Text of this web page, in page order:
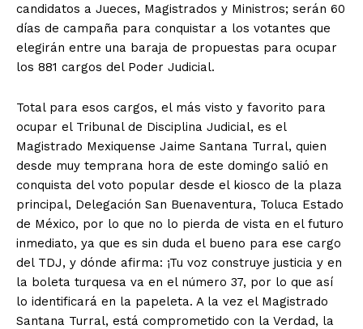
candidatos a Jueces, Magistrados y Ministros; serán 60
días de campaña para conquistar a los votantes que
elegirán entre una baraja de propuestas para ocupar
los 881 cargos del Poder Judicial.
Total para esos cargos, el más visto y favorito para
ocupar el Tribunal de Disciplina Judicial, es el
Magistrado Mexiquense Jaime Santana Turral, quien
desde muy temprana hora de este domingo salió en
conquista del voto popular desde el kiosco de la plaza
principal, Delegación San Buenaventura, Toluca Estado
de México, por lo que no lo pierda de vista en el futuro
inmediato, ya que es sin duda el bueno para ese cargo
del TDJ, y dónde afirma: ¡Tu voz construye justicia y en
la boleta turquesa va en el número 37, por lo que así
lo identificará en la papeleta. A la vez el Magistrado
Santana Turral, está comprometido con la Verdad, la